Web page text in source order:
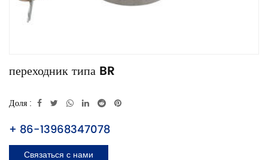
переходник типа BR
Доля :
+ 86-13968347078
Связаться с нами